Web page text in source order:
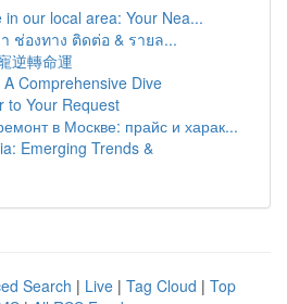
in our local area: Your Nea...
ช่องทาง ติดต่อ & รายล...
逆轉命運
Comprehensive Dive
to Your Request
в Москве: прайс и харак...
Emerging Trends &
Search | Live | Tag Cloud | Top